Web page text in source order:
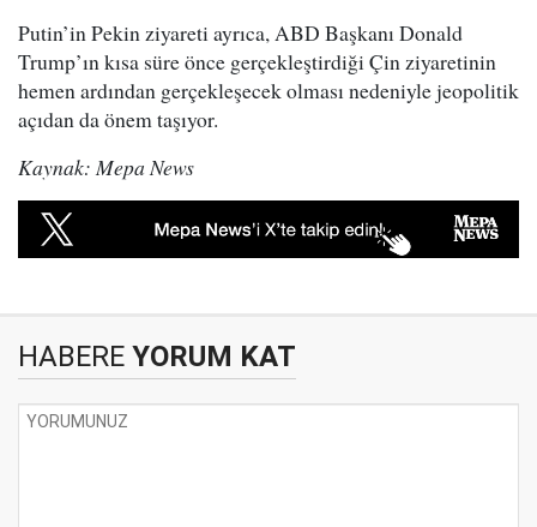
Putin’in Pekin ziyareti ayrıca, ABD Başkanı Donald
Trump’ın kısa süre önce gerçekleştirdiği Çin ziyaretinin
hemen ardından gerçekleşecek olması nedeniyle jeopolitik
açıdan da önem taşıyor.
Kaynak: Mepa News
HABERE YORUM KAT